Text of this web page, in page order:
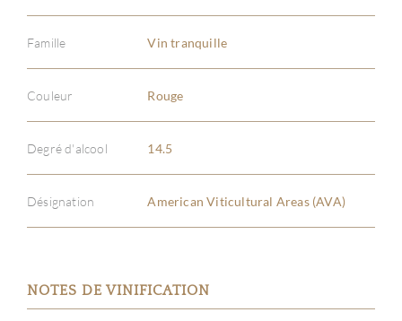
Famille Vin tranquille
Couleur Rouge
Degré d'alcool 14.5
Désignation American Viticultural Areas (AVA)
NOTES DE VINIFICATION